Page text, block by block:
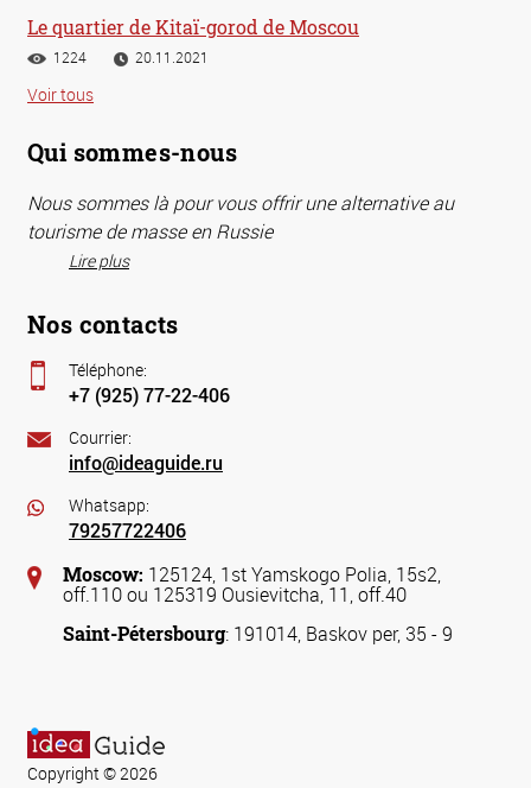
Le quartier de Kitaï-gorod de Moscou
1224 20.11.2021
Voir tous
Qui sommes-nous
Nous sommes là pour vous offrir une alternative au
tourisme de masse en Russie
Lire plus
Nos contacts
Téléphone:
+7 (925) 77-22-406
Courrier:
info@ideaguide.ru
Whatsapp:
79257722406
Moscow: 125124, 1st Yamskogo Polia, 15s2,
off.110 ou 125319 Ousievitcha, 11, off.40
Saint-Pétersbourg: 191014, Baskov per, 35 - 9
Copyright © 2026